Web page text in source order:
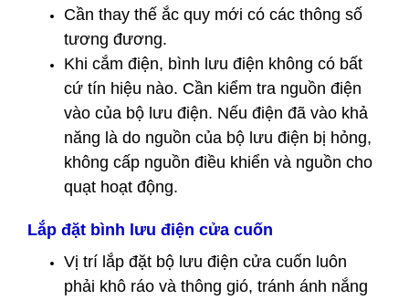
Cần thay thế ắc quy mới có các thông số
tương đương.
Khi cắm điện, bình lưu điện không có bất
cứ tín hiệu nào. Cần kiểm tra nguồn điện
vào của bộ lưu điện. Nếu điện đã vào khả
năng là do nguồn của bộ lưu điện bị hỏng,
không cấp nguồn điều khiển và nguồn cho
quạt hoạt động.
Lắp đặt bình lưu điện cửa cuốn
Vị trí lắp đặt bộ lưu điện cửa cuốn luôn
phải khô ráo và thông gió, tránh ánh nắng